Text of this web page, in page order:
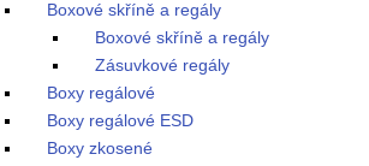
Boxové skříně a regály
Boxové skříně a regály
Zásuvkové regály
Boxy regálové
Boxy regálové ESD
Boxy zkosené